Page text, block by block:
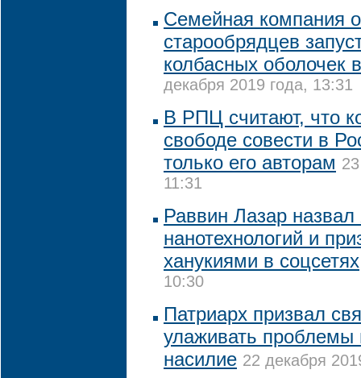
Семейная компания
старообрядцев
колбасных оболочек
декабря 2019 года, 13:31
В РПЦ считают, что
свободе совести в
только его авторам
11:31
Раввин Лазар
нанотехнологий и
ханукиями в соцсетях
10:30
Патриарх призвал
улаживать проблемы
насилие 22 декабря